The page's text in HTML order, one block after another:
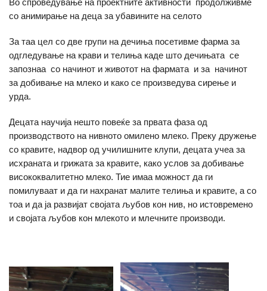
со анимирање на деца за убавините на селото
За таа цел со две групи на дечиња посетивме фарма за
одгледување на крави и телиња каде што дечињата се
запознаа со начинот и животот на фармата и за начинот
за добивање на млеко и како се произведува сирење и
урда.
Децата научија нешто повеќе за првата фаза од
производството на нивното омилено млеко. Преку дружење
со кравите, надвор од училишните клупи, децата учеа за
исхраната и грижата за кравите, како услов за добивање
висококвалитетно млеко. Тие имаа можност да ги
помилуваат и да ги нахранат малите телиња и кравите, а со
тоа и да ја развијат својата љубов кон нив, но истовремено
и својата љубов кон млекото и млечните производи.